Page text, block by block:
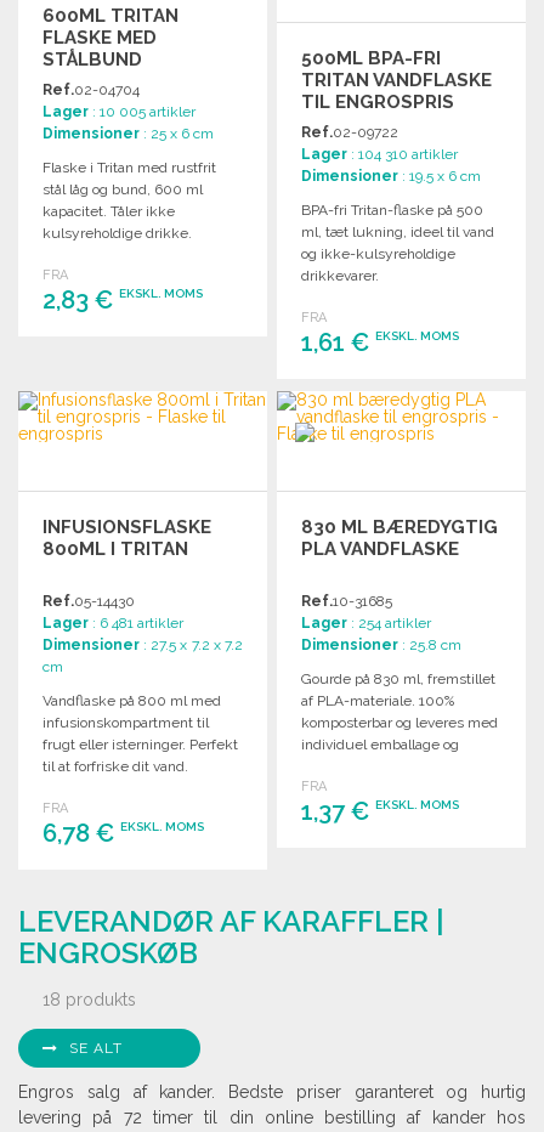
600ML TRITAN
FLASKE MED
STÅLBUND
Ref.02-04704
Lager : 10 005 artikler
Dimensioner : 25 x 6 cm
Flaske i Tritan med rustfrit
stål låg og bund, 600 ml
kapacitet. Tåler ikke
kulsyreholdige drikke.
FRA
2,83 € EKSKL. MOMS
Anmod om et tilbud
500ML BPA-FRI
TRITAN VANDFLASKE
TIL ENGROSPRIS
Ref.02-09722
Lager : 104 310 artikler
Dimensioner : 19.5 x 6 cm
BPA-fri Tritan-flaske på 500
ml, tæt lukning, ideel til vand
og ikke-kulsyreholdige
drikkevarer.
FRA
1,61 €EKSKL. MOMS
BESTIL
Anmod om et tilbud
INFUSIONSFLASKE
800ML I TRITAN
Ref.05-14430
Lager : 6 481 artikler
Dimensioner : 27.5 x 7.2 x 7.2
cm
Vandflaske på 800 ml med
infusionskompartment til
frugt eller isterninger. Perfekt
til at forfriske dit vand.
FRA
6,78 € EKSKL. MOMS
Anmod om et tilbud
830 ML BÆREDYGTIG
PLA VANDFLASKE
Ref.10-31685
Lager : 254 artikler
Dimensioner : 25.8 cm
Gourde på 830 ml, fremstillet
af PLA-materiale. 100%
komposterbar og leveres med
individuel emballage og
engelsk.
FRA
1,37 €EKSKL. MOMS
LEVERANDØR AF KARAFFLER |
ENGROSKØB
18 produkts
SE ALT
Engros salg af kander. Bedste priser garanteret og hurtig
levering på 72 timer til din online bestilling af kander hos